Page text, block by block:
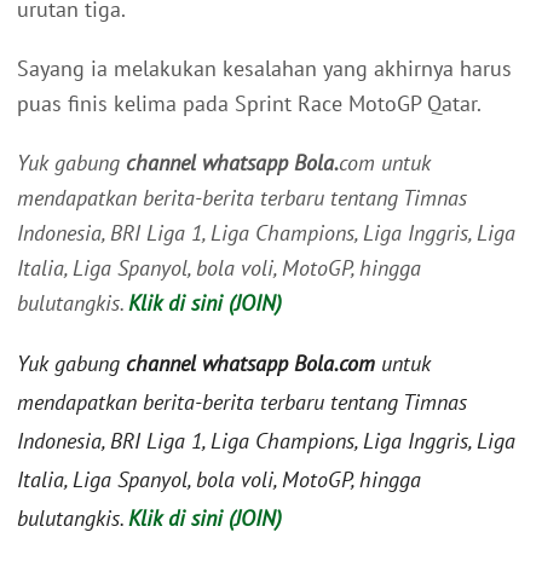
urutan tiga.
Sayang ia melakukan kesalahan yang akhirnya harus
puas finis kelima pada Sprint Race MotoGP Qatar.
Yuk gabung channel whatsapp Bola.com untuk
mendapatkan berita-berita terbaru tentang Timnas
Indonesia, BRI Liga 1, Liga Champions, Liga Inggris, Liga
Italia, Liga Spanyol, bola voli, MotoGP, hingga
bulutangkis.Klik di sini (JOIN)
Yuk gabung channel whatsapp Bola.com untuk
mendapatkan berita-berita terbaru tentang Timnas
Indonesia, BRI Liga 1, Liga Champions, Liga Inggris, Liga
Italia, Liga Spanyol, bola voli, MotoGP, hingga
bulutangkis.Klik di sini (JOIN)